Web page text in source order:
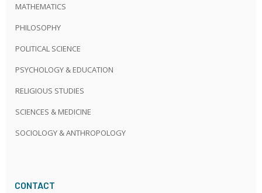
MATHEMATICS
PHILOSOPHY
POLITICAL SCIENCE
PSYCHOLOGY & EDUCATION
RELIGIOUS STUDIES
SCIENCES & MEDICINE
SOCIOLOGY & ANTHROPOLOGY
CONTACT